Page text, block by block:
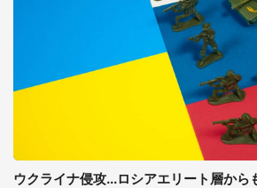
ウクライナ侵攻...ロシアエリート層から